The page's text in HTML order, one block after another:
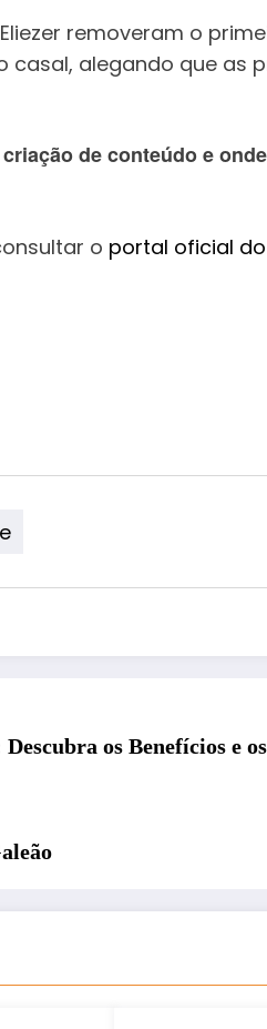
removeram o
alegando que as
de conteúdo e
o portal oficial
os Benefícios e